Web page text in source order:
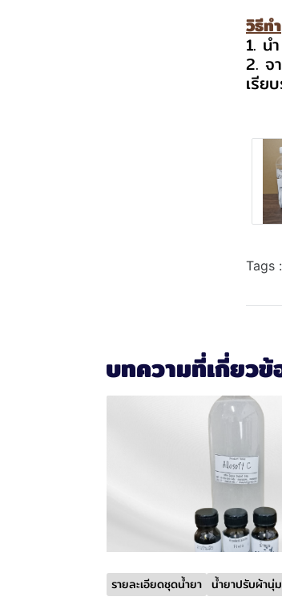
วิธีทำ
1. น
2. จ
เรีย
Tags :
บทความที่เกี่ยวข้
รายละเอียดชุดน้ำยา น้ำยาปรับผ้านุ่ม